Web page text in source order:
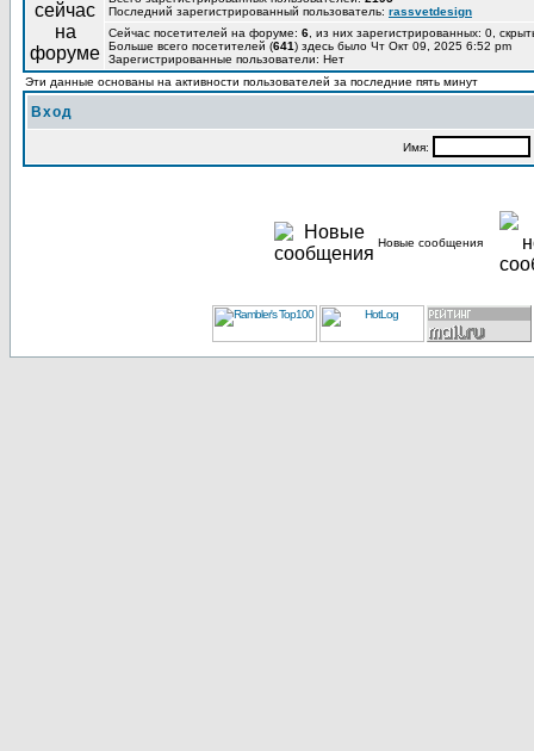
Последний зарегистрированный пользователь: rassvetdesign
Сейчас посетителей на форуме: 6 , из них зарегистрированных: 0,
Больше всего посетителей (641) здесь было Чт Окт 09, 2025 6:52 pm
Зарегистрированные пользователи: Нет
Эти данные основаны на активности пользователей за последние пять минут
Вход
Имя:
Новые сообщения